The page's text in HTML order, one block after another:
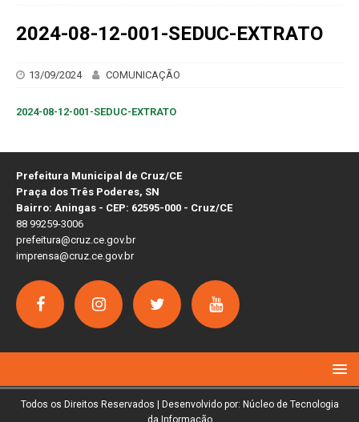
2024-08-12-001-SEDUC-EXTRATO
13/09/2024 COMUNICAÇÃO
2024-08-12-001-SEDUC-EXTRATO
Prefeitura Municipal de Cruz/CE
Praça dos Três Poderes, SN
Bairro: Aningas - CEP: 62595-000 - Cruz/CE
88 99259-3006
prefeitura@cruz.ce.gov.br
imprensa@cruz.ce.gov.br
Todos os Direitos Reservados | Desenvolvido por: Núcleo de Tecnologia
da Informação